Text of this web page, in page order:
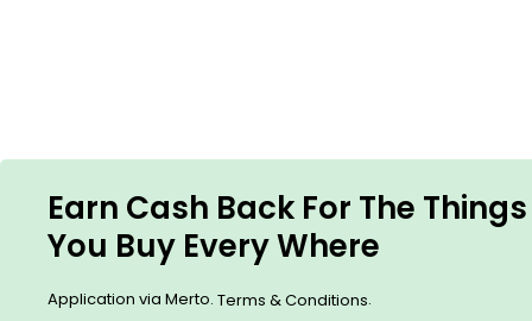
Earn Cash Back For The Things
You Buy Every Where
Application via Merto. Terms & Conditions.